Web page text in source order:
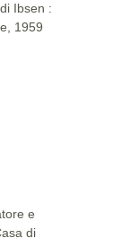
Ibsen :
1959
e
di